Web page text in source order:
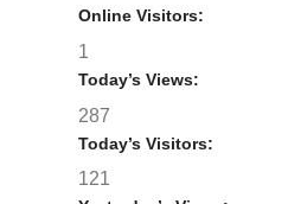
Online Visitors:
1
Today’s Views:
287
Today’s Visitors:
121